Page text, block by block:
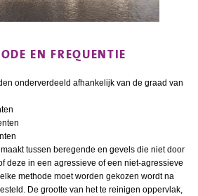
EN FREQUENTIE
onderverdeeld afhankelijk van de graad van
tussen beregende en gevels die niet door
deze in een agressieve of een niet-agressieve
methode moet worden gekozen wordt na
De grootte van het te reinigen oppervlak,